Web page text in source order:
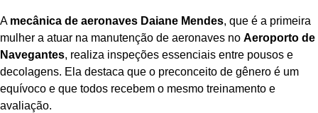
A mecânica de aeronaves Daiane Mendes, que é a primeira
mulher a atuar na manutenção de aeronaves no Aeroporto de
Navegantes, realiza inspeções essenciais entre pousos e
decolagens. Ela destaca que o preconceito de gênero é um
equívoco e que todos recebem o mesmo treinamento e
avaliação.